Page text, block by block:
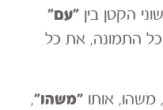
הקטן בין ״עם״
כל התמונה, את כל
, משהו, אותו ״משהו״,